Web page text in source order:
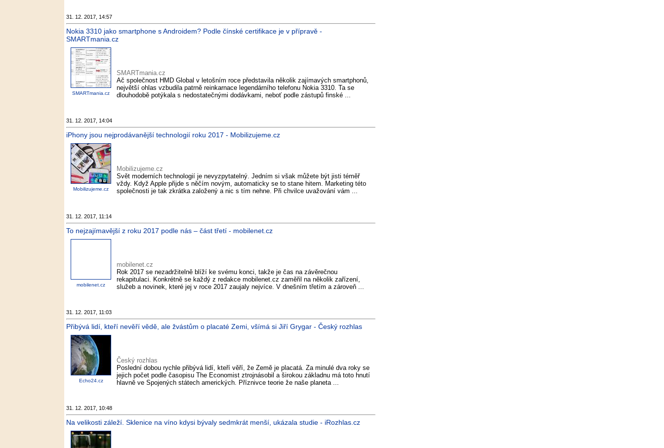
31. 12. 2017, 14:57
Nokia 3310 jako smartphone s Androidem? Podle čínské certifikace je v přípravě -
SMARTmania.cz
SMARTmania.cz
SMARTmania.cz
Ač společnost HMD Global v letošním roce představila několik zajímavých smartphonů,
největší ohlas vzbudila patrně reinkarnace legendárního telefonu Nokia 3310. Ta se
dlouhodobě potýkala s nedostatečnými dodávkami, neboť podle zástupů finské ...
31. 12. 2017, 14:04
iPhony jsou nejprodávanější technologií roku 2017 - Mobilizujeme.cz
Mobilizujeme.cz
Mobilizujeme.cz
Svět moderních technologií je nevyzpytatelný. Jedním si však můžete být jisti téměř
vždy. Když Apple přijde s něčím novým, automaticky se to stane hitem. Marketing této
společnosti je tak zkrátka založený a nic s tím nehne. Při chvilce uvažování vám ...
31. 12. 2017, 11:14
To nejzajímavější z roku 2017 podle nás – část třetí - mobilenet.cz
mobilenet.cz
mobilenet.cz
Rok 2017 se nezadržitelně blíží ke svému konci, takže je čas na závěrečnou
rekapitulaci. Konkrétně se každý z redakce mobilenet.cz zaměřil na několik zařízení,
služeb a novinek, které jej v roce 2017 zaujaly nejvíce. V dnešním třetím a zároveň ...
31. 12. 2017, 11:03
Přibývá lidí, kteří nevěří vědě, ale žvástům o placaté Zemi, všímá si Jiří Grygar - Český rozhlas
Echo24.cz
Český rozhlas
Poslední dobou rychle přibývá lidí, kteří věří, že Země je placatá. Za minulé dva roky se
jejich počet podle časopisu The Economist ztrojnásobil a širokou základnu má toto hnutí
hlavně ve Spojených státech amerických. Příznivce teorie že naše planeta ...
31. 12. 2017, 10:48
Na velikosti záleží. Sklenice na víno kdysi bývaly sedmkrát menší, ukázala studie - iRozhlas.cz